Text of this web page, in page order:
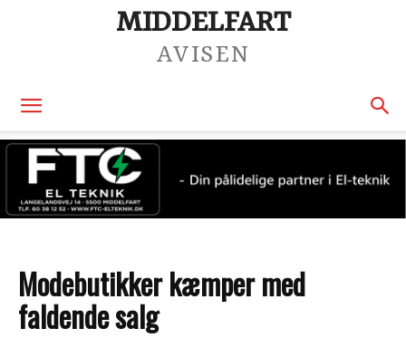
MIDDELFART
AVISEN
Modebutikker kæmper med
faldende salg